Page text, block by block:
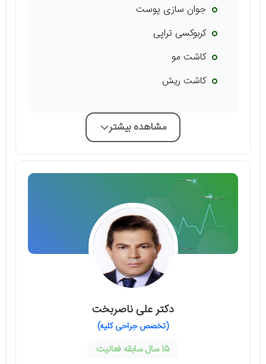
جوان سازی پوست
کربوکسی تراپی
کاشت مو
کاشت‌ ریش
مشاهده بیشتر
دکتر علی ناصربخت
(تخصص جراحی کلیه)
15 سال سابقه فعالیت